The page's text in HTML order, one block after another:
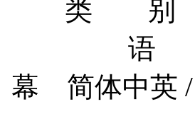
类 别
语
简体中英 /